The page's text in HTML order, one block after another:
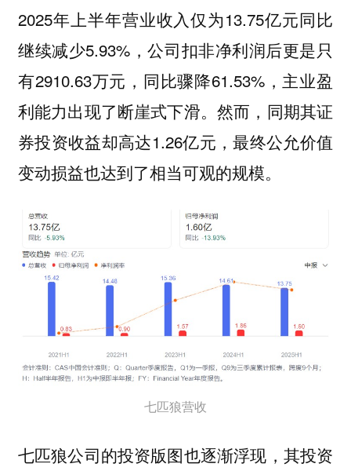
2025年上半年营业收入仅为13.75亿元同比
继续减少5.93%，公司扣非净利润后更是只
有2910.63万元，同比骤降61.53%，主业盈
利能力出现了断崖式下滑。然而，同期其证
券投资收益却高达1.26亿元，最终公允价值
变动损益也达到了相当可观的规模。
七匹狼营收
七匹狼公司的投资版图也逐渐浮现，其投资